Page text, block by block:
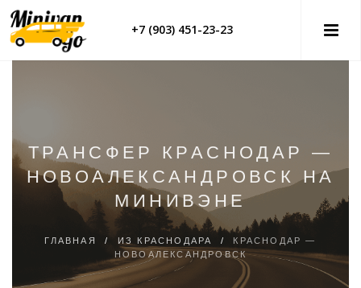
+7 (903) 451-23-23
ТРАНСФЕР КРАСНОДАР —
НОВОАЛЕКСАНДРОВСК НА
МИНИВЭНЕ
ГЛАВНАЯ / ИЗ КРАСНОДАРА / КРАСНОДАР —
НОВОАЛЕКСАНДРОВСК